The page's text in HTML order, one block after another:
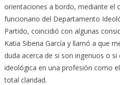
orientaciones a bordo, mediante el
funcionario del Departamento
Partido, coincidió con algunas
Katia Siberia García y llamó a que
duda acerca de si son ingenuos o
ideológica en una profesión como
total claridad.